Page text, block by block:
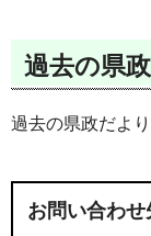
過去の県
過去の県政だよ
お問い合わせ